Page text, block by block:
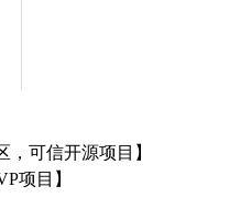
，可信开源项目】
项目】